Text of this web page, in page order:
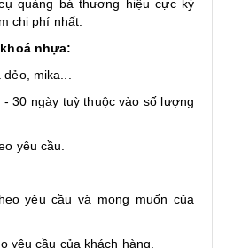
quảng bá thương hiệu cực kỳ
chi phí nhất.
nhựa:
mika...
- 30 ngày tuỳ thuộc vào số lượng
yêu cầu.
yêu cầu và mong muốn của
yêu cầu của khách hàng.